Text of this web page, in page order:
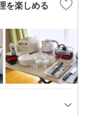
を楽しめる